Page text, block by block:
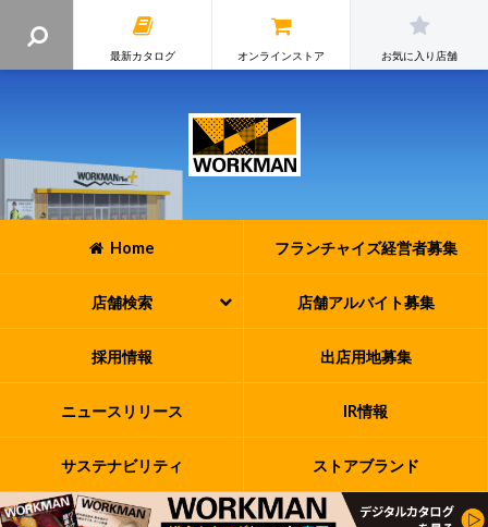
最新カタログ オンラインストア お気に入り店舗
Home フランチャイズ経営者募集
店舗検索 店舗アルバイト募集
採用情報 出店用地募集
ニュースリリース IR情報
サステナビリティ ストアブランド